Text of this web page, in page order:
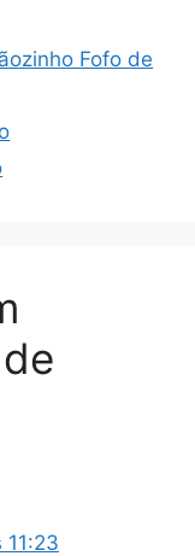
Fofo de